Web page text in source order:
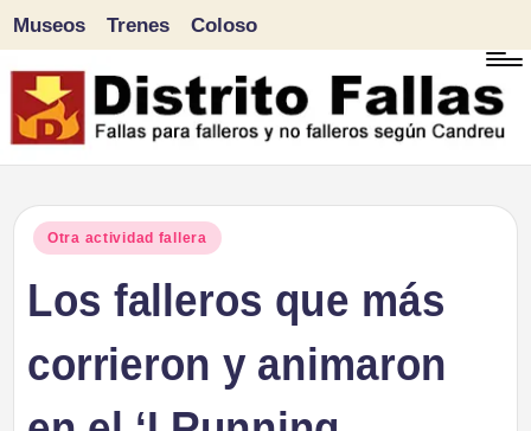
Saltar
al
Museos Trenes Coloso
Publicado
Otra actividad fallera
Los falleros que más
corrieron y animaron